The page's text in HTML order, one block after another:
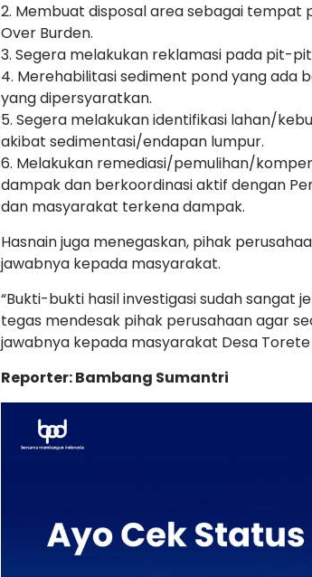
2. Membuat disposal area sebagai
Over Burden.
3. Segera melakukan reklamasi pada pit-
4. Merehabilitasi sediment pond yang ada
yang dipersyaratkan.
5. Segera melakukan identifikasi lahan/
akibat sedimentasi/endapan lumpur.
6. Melakukan remediasi/pemulihan/
dampak dan berkoordinasi aktif dengan
dan masyarakat terkena dampak.
Hasnain juga menegaskan, pihak
jawabnya kepada masyarakat.
“Bukti-bukti hasil investigasi sudah sangat
tegas mendesak pihak perusahaan agar
jawabnya kepada masyarakat Desa
Reporter: Bambang Sumantri